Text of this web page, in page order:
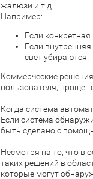
жалюзи и т.д.
Например:
Если
Если
свет убираются.
Коммерческие
пользователя, проще
Когда система
Если система
быть сделано с
Несмотря на то, что в
таких решений в
которые могут